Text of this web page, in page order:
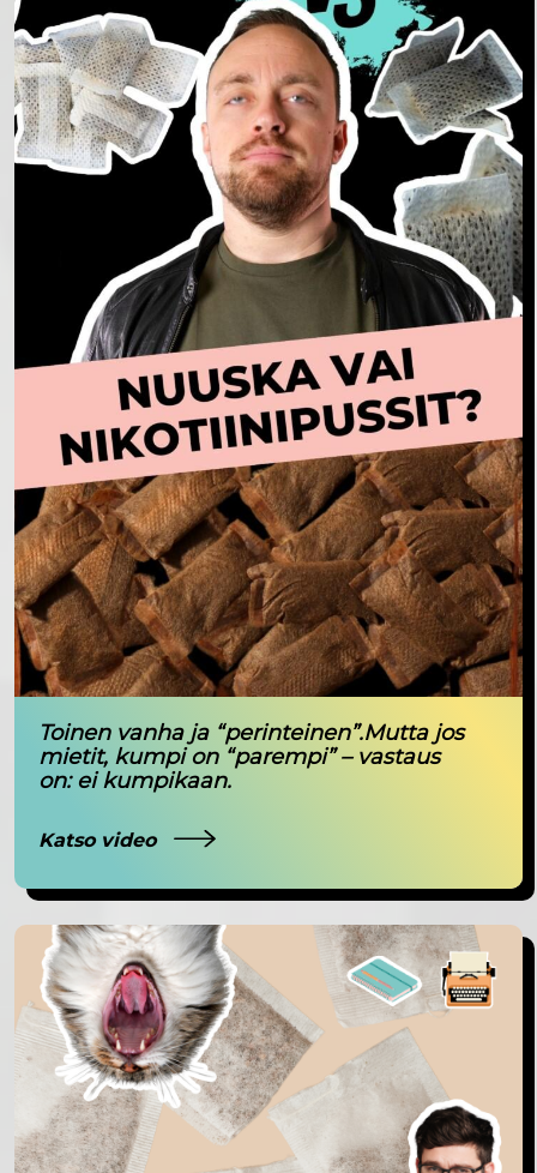
Toinen vanha ja “perinteinen”.Mutta jos
mietit, kumpi on “parempi” – vastaus
on: ei kumpikaan.
Katso video